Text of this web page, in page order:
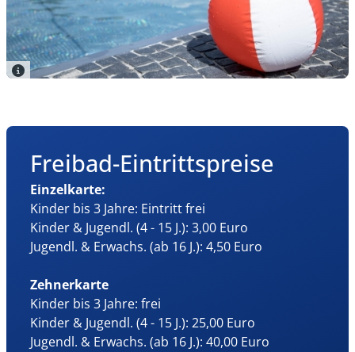
Freibad-Eintrittspreise
Einzelkarte:
Kinder bis 3 Jahre: Eintritt frei
Kinder & Jugendl. (4 - 15 J.): 3,00 Euro
Jugendl. & Erwachs. (ab 16 J.): 4,50 Euro
Zehnerkarte
Kinder bis 3 Jahre: frei
Kinder & Jugendl. (4 - 15 J.): 25,00 Euro
Jugendl. & Erwachs. (ab 16 J.): 40,00 Euro